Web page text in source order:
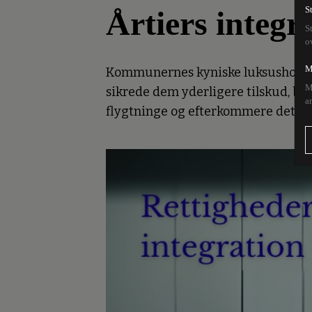
Årtiers
Kommunernes kyniske
sikrede dem yderligere tilskud,
flygtninge og efterkommere det